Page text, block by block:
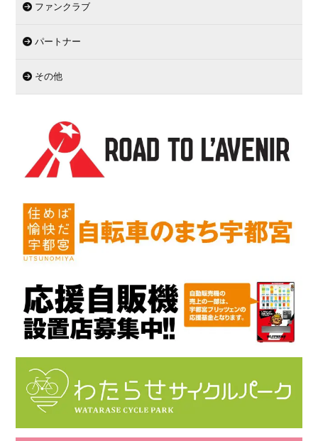
ファンクラブ
パートナー
その他